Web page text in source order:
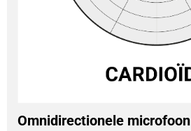
Omnidirectionele microfoon